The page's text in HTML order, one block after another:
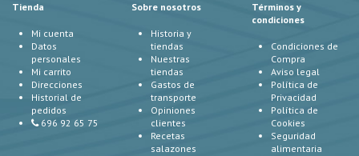
Tienda
Mi cuenta
Datos
personales
Mi carrito
Direcciones
Historial de
pedidos
696 92 65 75
Sobre nosotros
Historia y
tiendas
Nuestras
tiendas
Gastos de
transporte
Opiniones
clientes
Recetas
salazones
Términos y
condiciones
Condiciones de
Compra
Aviso legal
Política de
Privacidad
Política de
Cookies
Seguridad
alimentaria